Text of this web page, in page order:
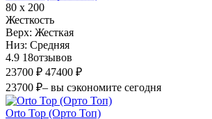
80 х 200
Жесткость
Верх: Жесткая
Низ: Средняя
4.9 18отзывов
23700 ₽ 47400 ₽
23700 ₽– вы сэкономите сегодня
Orto Top (Орто Топ)